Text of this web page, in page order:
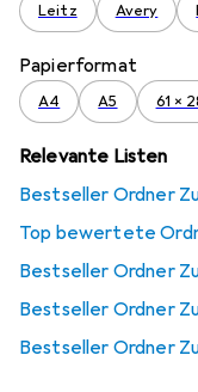
Leitz Avery
Papierformat
A4 A5 61 x
Relevante Listen
Bestseller Ordner
Top bewertete
Bestseller Ordner
Bestseller Ordner
Bestseller Ordner